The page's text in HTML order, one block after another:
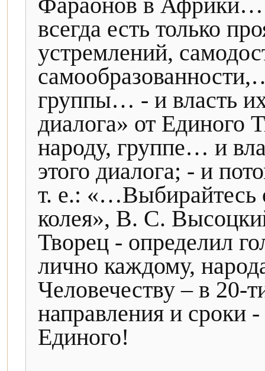
Фараонов в Африки…
всегда есть только
устремлений,
группы… - и власть
диалога» от Единого
народу, группе… и
этого диалога; - и
т. е.: «…Выбирайтесь
колея», В. С.
Творец - определил
лично каждому,
Человечеству – в 20-
направления и сроки
Единого!